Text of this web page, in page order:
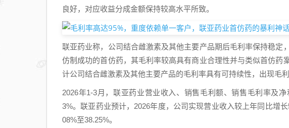
良好，对应收益分成金额保持较高水平所致。
联亚药业称，公司结合雌激素及其他主要产品期后毛利率保持稳定
仿制成功的首仿药，其毛利率较高具有商业合理性并与类似首仿药
计公司结合雌激素及其他主要产品的毛利率具有可持续性，出现毛
2026年1-3月，联亚药业营业收入、销售毛利额、销售毛利率及
3%。联亚药业预计，2026年度，公司实现营业收入较上年同比增
08%至38.25%。